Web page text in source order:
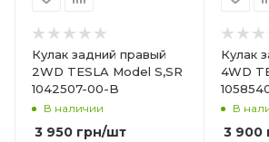
Кулак задний правый
2WD TESLA Model S,SR
1042507-00-B
В наличии
3 950 грн/шт
Кулак
4WD
00-B
В
3 900